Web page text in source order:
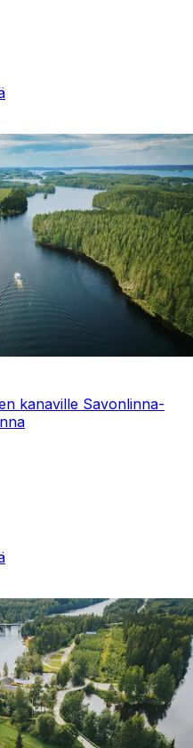
kanaville Savonlinna-